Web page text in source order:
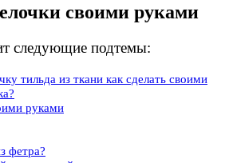
своими руками
следующие подтемы:
тильда из ткани как сделать своими
руками
фетра?